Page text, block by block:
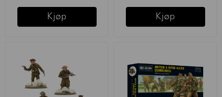
Kjøp Kjøp